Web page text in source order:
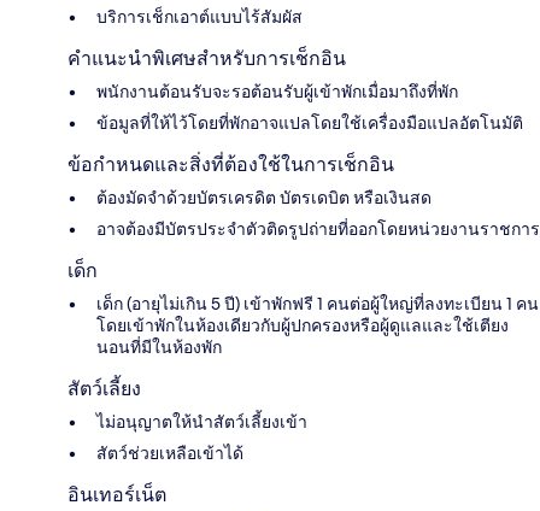
บริการเช็กเอาต์แบบไร้สัมผัส
คำแนะนำพิเศษสำหรับการเช็กอิน
พนักงานต้อนรับจะรอต้อนรับผู้เข้าพักเมื่อมาถึงที่พัก
ข้อมูลที่ให้ไว้โดยที่พักอาจแปลโดยใช้เครื่องมือแปลอัตโนมัติ
ข้อกำหนดและสิ่งที่ต้องใช้ในการเช็กอิน
ต้องมัดจำด้วยบัตรเครดิต บัตรเดบิต หรือเงินสด
อาจต้องมีบัตรประจำตัวติดรูปถ่ายที่ออกโดยหน่วยงานราชการ
เด็ก
เด็ก (อายุไม่เกิน 5 ปี) เข้าพักฟรี 1 คนต่อผู้ใหญ่ที่ลงทะเบียน 1 คน
โดยเข้าพักในห้องเดียวกับผู้ปกครองหรือผู้ดูแลและใช้เตียง
นอนที่มีในห้องพัก
สัตว์เลี้ยง
ไม่อนุญาตให้นำสัตว์เลี้ยงเข้า
สัตว์ช่วยเหลือเข้าได้
อินเทอร์เน็ต